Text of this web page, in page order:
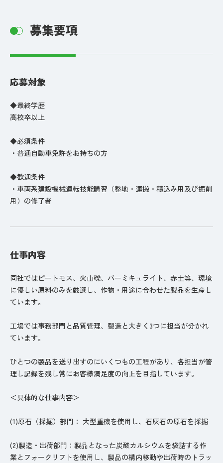
募集要項
応募対象
◆最終学歴
高校卒以上
◆必須条件
・普通自動車免許をお持ちの方
◆歓迎条件
・車両系建設機械運転技能講習（整地・運搬・積込み用及び掘削
用）の修了者
仕事内容
同社ではピートモス、火山礫、バーミキュライト、赤土等、環境
に優しい原料のみを厳選し、作物・用途に合わせた製品を生産し
ています。
工場では事務部門と品質管理、製造と大きく3つに担当が分かれ
ています。
ひとつの製品を送り出すのにいくつもの工程があり、各担当が管
理し記録を残し常にお客様満足度の向上を目指しています。
＜具体的な仕事内容＞
(1)原石（採掘）部門： 大型重機を使用し、石灰石の原石を採掘
(2)製造・出荷部門：製品となった炭酸カルシウムを袋詰する作
業とフォークリフトを使用し、製品の構内移動や出荷時のトラッ